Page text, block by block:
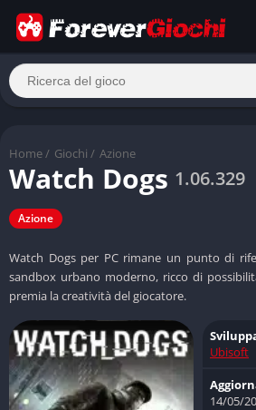
Home / Giochi / Azione
Watch Dogs 1.06.329
Azione
Watch Dogs per PC rimane un punto di
sandbox urbano moderno, ricco di
premia la creatività del giocatore.
Ubisoft
14/05/